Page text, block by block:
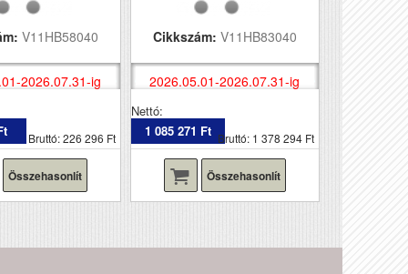
V11HB58040
2026.07.31-ig
Bruttó: 226 296 Ft
Összehasonlít
Cikkszám: V11HB83040
2026.05.01-2026.07.31-ig
Nettó:
1 085 271 Ft Bruttó: 1 378 294 Ft
Összehasonlít